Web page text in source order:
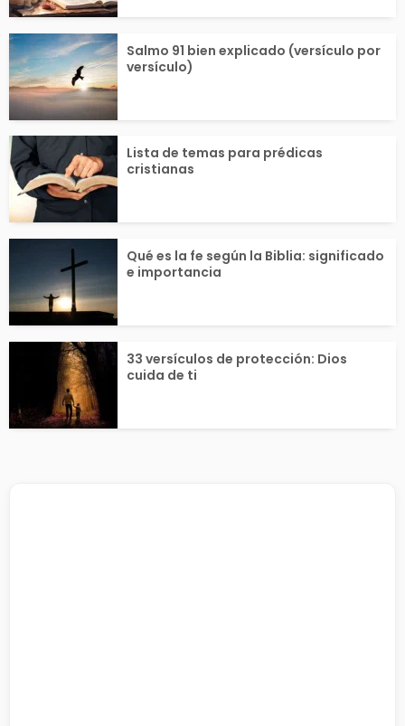
Salmo 91 bien explicado (versículo por
versículo)
Lista de temas para prédicas
cristianas
Qué es la fe según la Biblia: significado
e importancia
33 versículos de protección: Dios
cuida de ti